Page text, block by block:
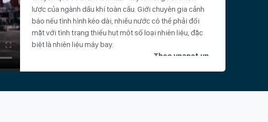
lược của ngành dầu khí toàn cầu. Giới chuyên gia cảnh
báo nếu tình hình kéo dài, nhiều nước có thể phải đối
mặt với tình trạng thiếu hụt một số loại nhiên liệu, đặc
biệt là nhiên liệu máy bay.
Theo vnanet.vn